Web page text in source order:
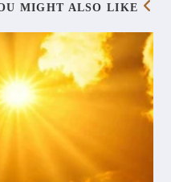
MIGHT ALSO LIKE